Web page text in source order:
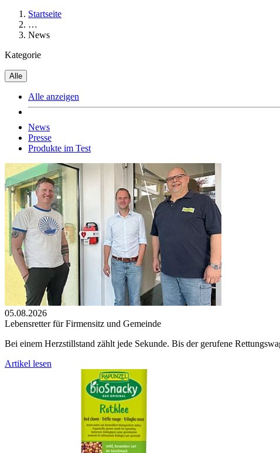
Startseite
…
News
Kategorie
Alle
Alle anzeigen
News
Presse
Produkte im Test
05.08.2026
Lebensretter für Firmensitz und Gemeinde
Bei einem Herzstillstand zählt jede Sekunde. Bis der gerufene
Artikel lesen